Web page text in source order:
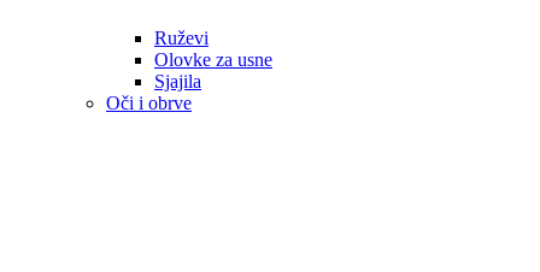
Ruževi
Olovke za usne
Sjajila
Oči i obrve